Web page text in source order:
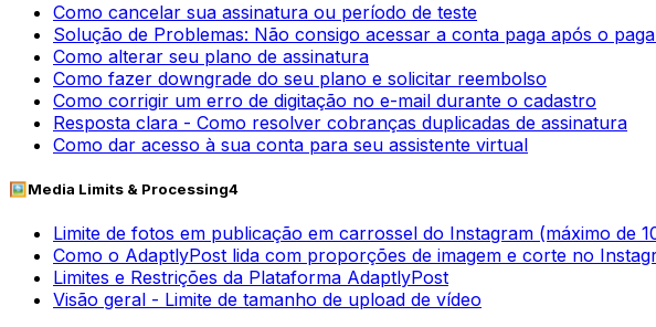
Como cancelar sua assinatura ou período de teste
Solução de Problemas: Não consigo acessar a conta paga após o
Como alterar seu plano de assinatura
Como fazer downgrade do seu plano e solicitar reembolso
Como corrigir um erro de digitação no e-mail durante o cadastro
Resposta clara - Como resolver cobranças duplicadas de assinatura
Como dar acesso à sua conta para seu assistente virtual
🖼️ Media Limits & Processing4
Limite de fotos em publicação em carrossel do Instagram (máximo de
Como o AdaptlyPost lida com proporções de imagem e corte no
Limites e Restrições da Plataforma AdaptlyPost
Visão geral - Limite de tamanho de upload de vídeo